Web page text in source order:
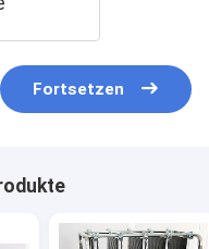
Fortsetzen